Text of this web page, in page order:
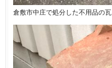
倉敷市中庄で処分した不用品の瓦